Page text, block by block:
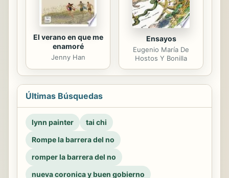
El verano en que me
enamoré
Jenny Han
Ensayos
Eugenio María De
Hostos Y Bonilla
Últimas Búsquedas
lynn painter
tai chi
Rompe la barrera del no
romper la barrera del no
nueva coronica y buen gobierno